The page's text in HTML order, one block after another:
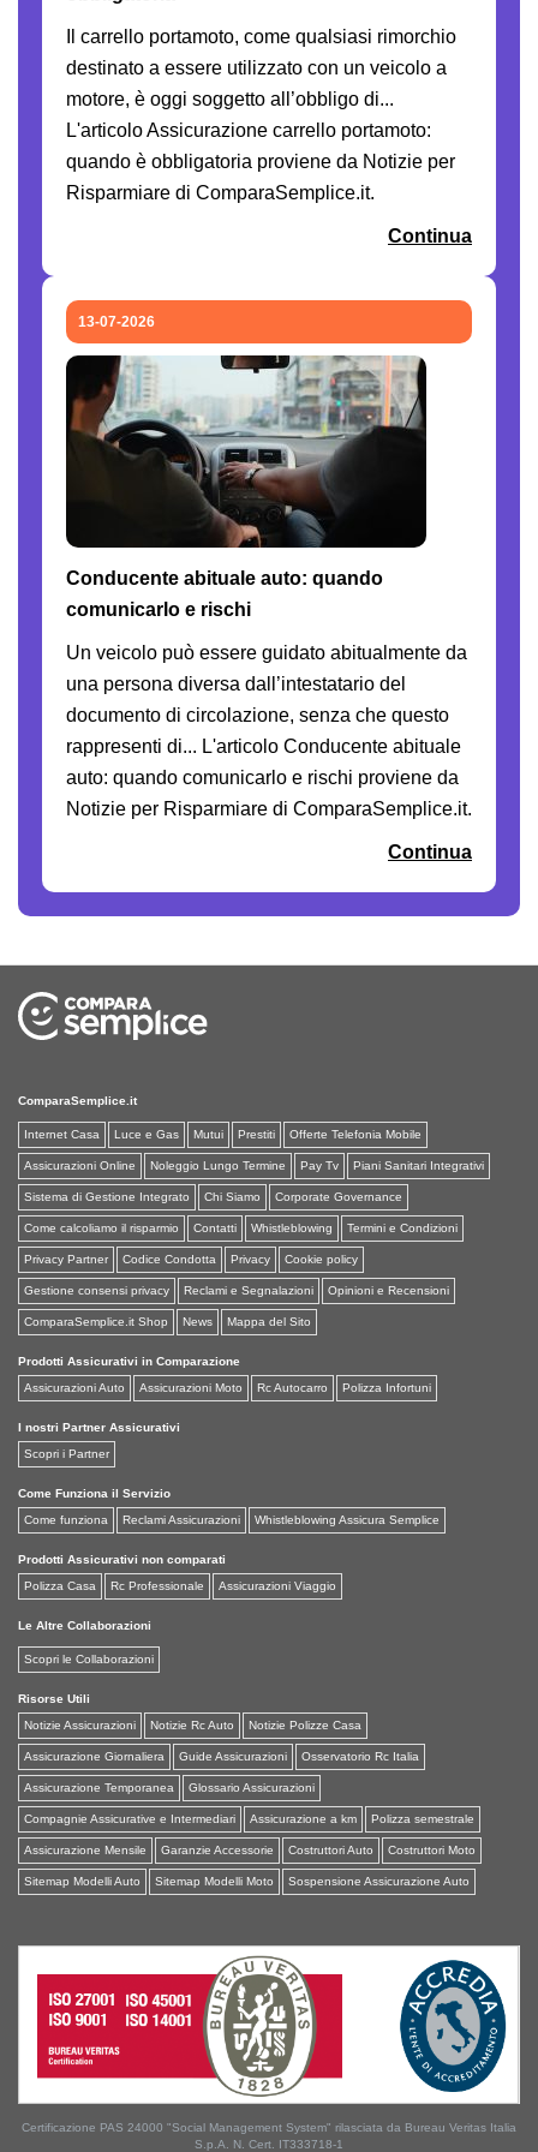
Il carrello portamoto, come qualsiasi rimorchio
destinato a essere utilizzato con un veicolo a
motore, è oggi soggetto all’obbligo di...
L'articolo Assicurazione carrello portamoto:
quando è obbligatoria proviene da Notizie per
Risparmiare di ComparaSemplice.it.
Continua
13-07-2026
Conducente abituale auto: quando
comunicarlo e rischi
Un veicolo può essere guidato abitualmente da
una persona diversa dall’intestatario del
documento di circolazione, senza che questo
rappresenti di... L'articolo Conducente abituale
auto: quando comunicarlo e rischi proviene da
Notizie per Risparmiare di ComparaSemplice.it.
Continua
ComparaSemplice.it
Internet Casa Luce e Gas Mutui Prestiti Offerte Telefonia Mobile
Assicurazioni Online Noleggio Lungo Termine Pay Tv Piani Sanitari Integrativi
Sistema di Gestione Integrato Chi Siamo Corporate Governance
Come calcoliamo il risparmio Contatti Whistleblowing Termini e Condizioni
Privacy Partner Codice Condotta Privacy Cookie policy
Gestione consensi privacy Reclami e Segnalazioni Opinioni e Recensioni
ComparaSemplice.it Shop News Mappa del Sito
Prodotti Assicurativi in Comparazione
Assicurazioni Auto
Assicurazioni Moto Rc Autocarro Polizza Infortuni
I nostri Partner Assicurativi
Scopri i Partner
Come Funziona il Servizio
Come funziona
Reclami Assicurazioni Whistleblowing Assicura Semplice
Prodotti Assicurativi non comparati
Polizza Casa
Rc Professionale Assicurazioni Viaggio
Le Altre Collaborazioni
Scopri le Collaborazioni
Risorse Utili
Notizie Assicurazioni
Notizie Rc Auto Notizie Polizze Casa
Assicurazione Giornaliera Guide Assicurazioni Osservatorio Rc Italia
Assicurazione Temporanea Glossario Assicurazioni
Compagnie Assicurative e Intermediari Assicurazione a km Polizza semestrale
Assicurazione Mensile Garanzie Accessorie Costruttori Auto Costruttori Moto
Sitemap Modelli Auto Sitemap Modelli Moto Sospensione Assicurazione Auto
Certificazione PAS 24000 "Social Management System" rilasciata da Bureau Veritas Italia
S.p.A. N. Cert. IT333718-1